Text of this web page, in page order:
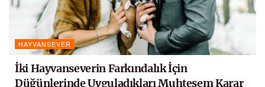
HAYVANSEVER
İki Hayvanseverin Farkındalık İçin
Düğünlerinde Uyguladıkları Muhteşem Karar